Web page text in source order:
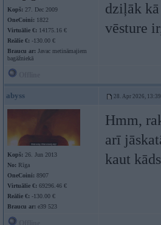
Kopš: 27. Dec 2009
OneCoini: 1822
Virtuālie €: 14175.16 €
Reālie €: -130.00 €
Braucu ar: Javac metināmajiem
bagāžniekā
dziļāk
vēsture
abyss 28. Apr 2026, 13:39
Kopš: 26. Jun 2013
No: Rīga
OneCoini: 8907
Virtuālie €: 69296.46 €
Reālie €: -130.00 €
Braucu ar: e39 523
Hmm,
arī
kaut